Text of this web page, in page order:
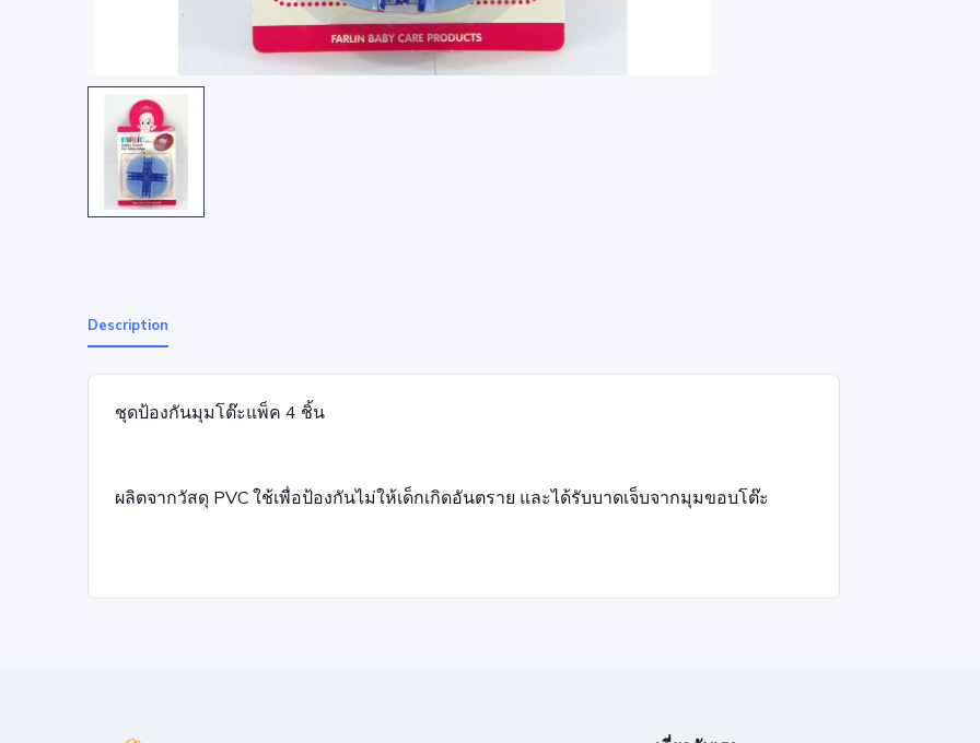
Description
ชุดป้องกันมุมโต๊ะแพ็ค 4 ชิ้น
ผลิตจากวัสดุ PVC ใช้เพื่อป้องกันไม่ให้เด็กเกิดอันตราย และได้รับบาดเจ็บจากมุมขอบโต๊ะ